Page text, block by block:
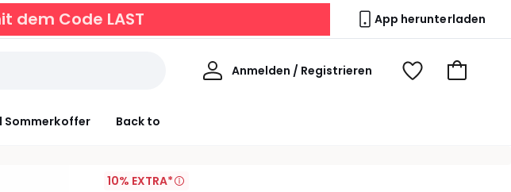
dem Code LAST App herunterladen
Sommerkoffer Back to
Anmelden / Registrieren
Willkommen
Voir
Zum
10% EXTRA*